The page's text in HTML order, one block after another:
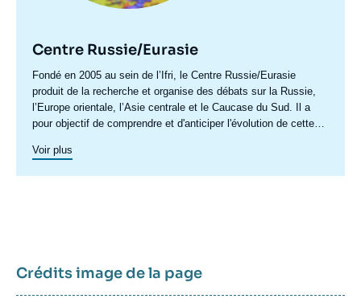
Centre Russie/Eurasie
Accroche
centre
Fondé en 2005 au sein de l’Ifri, le Centre Russie/Eurasie
produit de la recherche et organise des débats sur la Russie,
l’Europe orientale, l’Asie centrale et le Caucase du Sud. Il a
pour objectif de comprendre et d'anticiper l'évolution de cette
débat public en France et en Europe, et pour aider à la décision
Voir plus
Crédits image de la page